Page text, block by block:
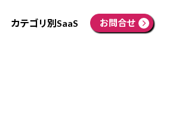
カテゴリ別SaaS お問合せ